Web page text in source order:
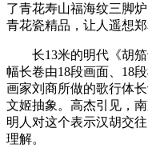
了青花寿山福海纹三脚
青花瓷精品，让人遥想
长13米的明代《胡笳
幅长卷由18段画面、18
画家刘商所做的歌行体
文姬抽象。高杰引见，
明人对这个表示汉胡交
理解。